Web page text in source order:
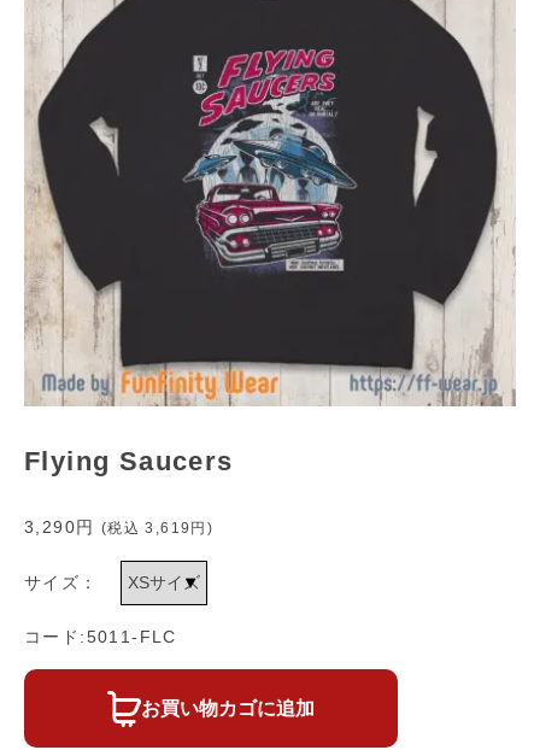
Flying Saucers
3,290円 (税込3,619円 )
サイズ：
コード:5011-FLC
お買い物カゴに追加